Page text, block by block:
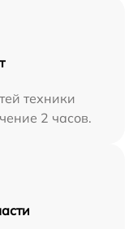
техники
2 часов.